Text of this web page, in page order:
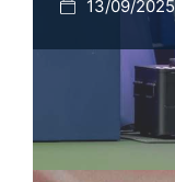
13/09/2025